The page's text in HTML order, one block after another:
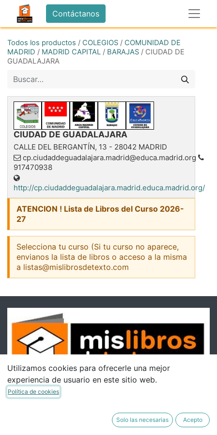
Contáctanos
Todos los productos / COLEGIOS / COMUNIDAD DE
MADRID / MADRID CAPITAL / BARAJAS / CIUDAD DE
GUADALAJARA
CIUDAD DE GUADALAJARA
CALLE DEL BERGANTÍN, 13 - 28042 MADRID
cp.ciudaddeguadalajara.madrid@educa.madrid.org
917470938
http://cp.ciudaddeguadalajara.madrid.educa.madrid.org/
ATENCION ! Lista de Libros del Curso 2026-
27
Selecciona tu curso (Si tu curso no aparece,
envianos la lista de libros o acceso a la misma
a listas@mislibrosdetexto.com
Utilizamos cookies para ofrecerle una mejor
experiencia de usuario en este sitio web.
Política de cookies
Solo las necesarias Acepto